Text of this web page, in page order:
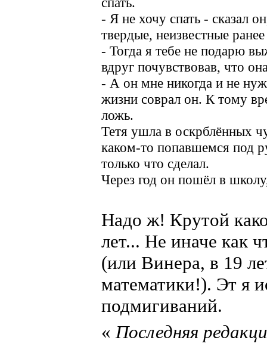
- Я не хочу спать - сказал
твердые, неизвестные
- Тогда я тебе не подарю
вдруг почувствовав, что
- А он мне никогда и не
жизни соврал он. К тому
ложь.
Тетя ушла в оскрблённых
каком-то попавшемся под
только что сделал.
Через год он пошёл в
Надо ж! Крутой
лет... Не иначе как
(или Винера, в 19
математики!). Эт я
подмигиваний.
«Последняя